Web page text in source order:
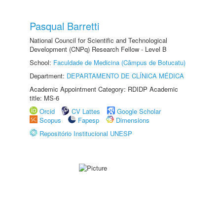
Pasqual Barretti
National Council for Scientific and Technological
Development (CNPq) Research Fellow - Level B
School: Faculdade de Medicina (Câmpus de Botucatu)
Department: DEPARTAMENTO DE CLÍNICA MÉDICA
Academic Appointment Category: RDIDP Academic
title: MS-6
Orcid
CV Lattes
Google Scholar
Scopus
Fapesp
Dimensions
Repositório Institucional UNESP